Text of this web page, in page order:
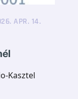
APR. 14.
Kasztel